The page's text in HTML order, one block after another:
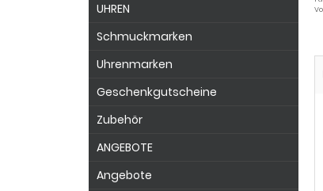
UHREN
Schmuckmarken
Uhrenmarken
Geschenkgutscheine
Zubehör
ANGEBOTE
Angebote